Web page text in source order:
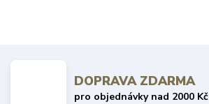
DOPRAVA ZDARMA
pro objednávky nad 2000 Kč